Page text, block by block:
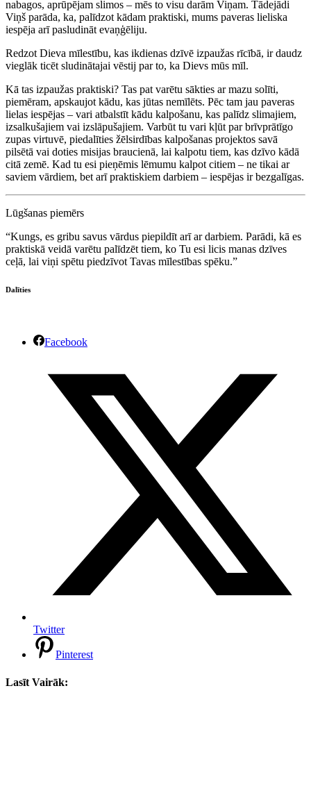
nabagos, aprūpējam slimos – mēs to visu darām Viņam. Tādejādi
Viņš parāda, ka, palīdzot kādam praktiski, mums paveras lieliska
iespēja arī pasludināt evaņģēliju.
Redzot Dieva mīlestību, kas ikdienas dzīvē izpaužas rīcībā, ir daudz
vieglāk ticēt sludinātajai vēstij par to, ka Dievs mūs mīl.
Kā tas izpaužas praktiski? Tas pat varētu sākties ar mazu solīti,
piemēram, apskaujot kādu, kas jūtas nemīlēts. Pēc tam jau paveras
lielas iespējas – vari atbalstīt kādu kalpošanu, kas palīdz slimajiem,
izsalkušajiem vai izslāpušajiem. Varbūt tu vari kļūt par brīvprātīgo
zupas virtuvē, piedalīties žēlsirdības kalpošanas projektos savā
pilsētā vai doties misijas braucienā, lai kalpotu tiem, kas dzīvo kādā
citā zemē. Kad tu esi pieņēmis lēmumu kalpot citiem – ne tikai ar
saviem vārdiem, bet arī praktiskiem darbiem – iespējas ir bezgalīgas.
Lūgšanas piemērs
“Kungs, es gribu savus vārdus piepildīt arī ar darbiem. Parādi, kā es
praktiskā veidā varētu palīdzēt tiem, ko Tu esi licis manas dzīves
ceļā, lai viņi spētu piedzīvot Tavas mīlestības spēku.”
Dalīties
Facebook
Twitter
Pinterest
Lasīt Vairāk: